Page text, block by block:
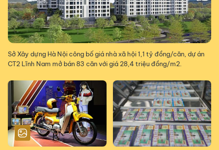
Sở Xây dựng Hà Nội công bố giá nhà xã hội 1,1 tỷ đồng/căn, dự án
CT2 Lĩnh Nam mở bán 83 căn với giá 28,4 triệu đồng/m2.